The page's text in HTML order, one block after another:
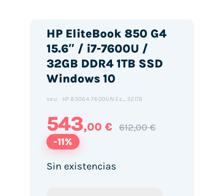
HP EliteBook 850 G4
15.6″ / i7-7600U /
32GB DDR4 1TB SSD
Windows 10
SKU: HP.850G4.7600U.N.Es_321TB
543,00 € 612,00 €
-11%
Sin existencias